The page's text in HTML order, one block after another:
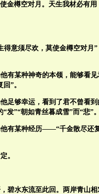
金樽空对月。天生我材必有
得意须尽欢，莫使金樽空对月
有某种神奇的本领，能够看
”。
足够幸运，看到了君不曾看
发”“朝如青丝暮成雪”而“悲”。
有某种经历——“千金散尽还
。
碧水东流至此回。两岸青山